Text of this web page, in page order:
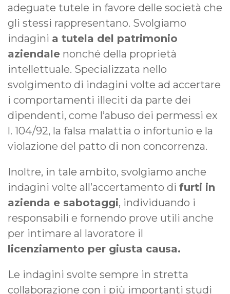
adeguate tutele in favore delle società che
gli stessi rappresentano. Svolgiamo
indagini a tutela del patrimonio
aziendale nonché della proprietà
intellettuale. Specializzata nello
svolgimento di indagini volte ad accertare
i comportamenti illeciti da parte dei
dipendenti, come l’abuso dei permessi ex
l. 104/92, la falsa malattia o infortunio e la
violazione del patto di non concorrenza.
Inoltre, in tale ambito, svolgiamo anche
indagini volte all’accertamento di furti in
azienda e sabotaggi, individuando i
responsabili e fornendo prove utili anche
per intimare al lavoratore il
licenziamento per giusta causa.
Le indagini svolte sempre in stretta
collaborazione con i più importanti studi